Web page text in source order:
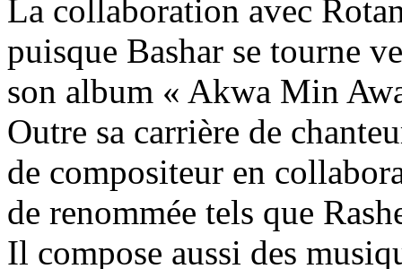
La collaboration avec
puisque Bashar se tourne
son album « Akwa Min
Outre sa carrière de
de compositeur en
de renommée tels que
Il compose aussi des